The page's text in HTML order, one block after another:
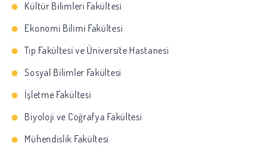
Kültür Bilimleri Fakültesi
Ekonomi Bilimi Fakültesi
Tıp Fakültesi ve Üniversite Hastanesi
Sosyal Bilimler Fakültesi
İşletme Fakültesi
Biyoloji ve Coğrafya Fakültesi
Mühendislik Fakültesi